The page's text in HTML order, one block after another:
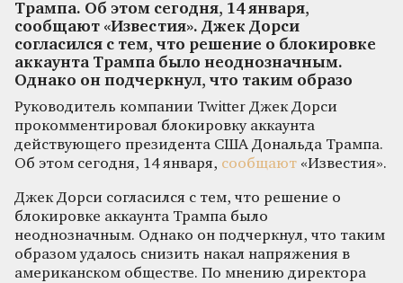
Трампа. Об этом сегодня, 14 января,
сообщают «Известия». Джек Дорси
согласился с тем, что решение о блокировке
аккаунта Трампа было неоднозначным.
Однако он подчеркнул, что таким образо
Руководитель компании Twitter Джек Дорси
прокомментировал блокировку аккаунта
действующего президента США Дональда Трампа.
Об этом сегодня, 14 января, сообщают «Известия».
Джек Дорси согласился с тем, что решение о
блокировке аккаунта Трампа было
неоднозначным. Однако он подчеркнул, что таким
образом удалось снизить накал напряжения в
американском обществе. По мнению директора